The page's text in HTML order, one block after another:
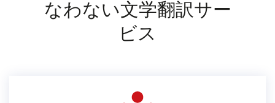
なわない文学翻訳サー
ビス